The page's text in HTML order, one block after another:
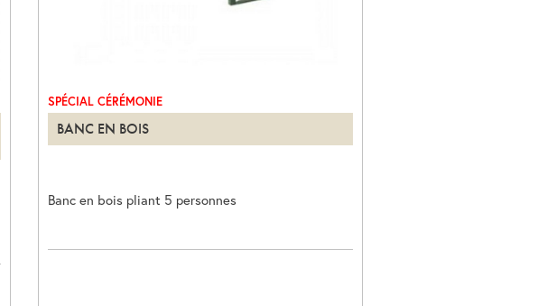
SPÉCIAL CÉRÉMONIE
BANC EN BOIS
Banc en bois pliant 5 personnes